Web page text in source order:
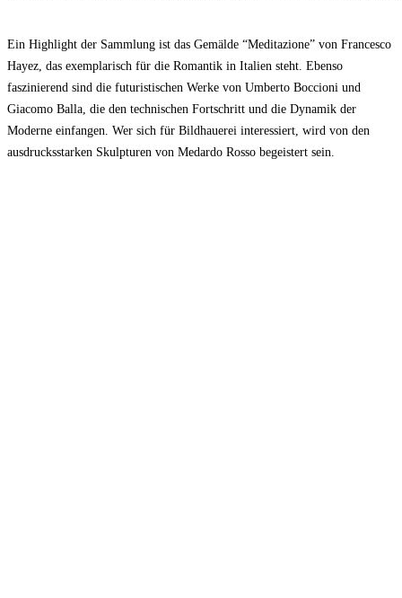
Ein Highlight der Sammlung ist das Gemälde “Meditazione” von Francesco
Hayez, das exemplarisch für die Romantik in Italien steht. Ebenso
faszinierend sind die futuristischen Werke von Umberto Boccioni und
Giacomo Balla, die den technischen Fortschritt und die Dynamik der
Moderne einfangen. Wer sich für Bildhauerei interessiert, wird von den
ausdrucksstarken Skulpturen von Medardo Rosso begeistert sein.